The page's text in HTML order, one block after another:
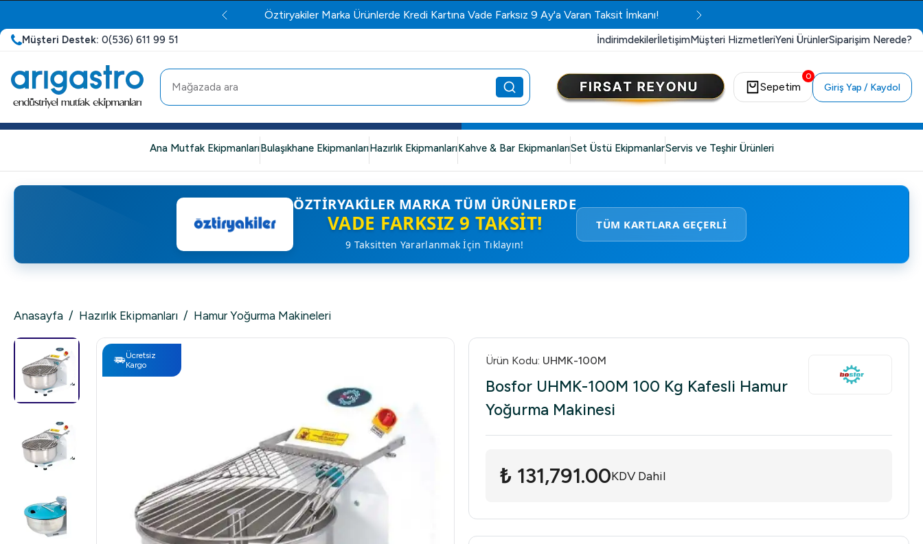
Öztiryakiler Marka Ürünlerde Kredi Kartına Vade Farksız 9 Ay'a Varan Taksit İmkanı!
Müşteri Destek: 0(536) 611 99 51 İndirimdekilerİletişimMüşteri HizmetleriYeni ÜrünlerSiparişim Nerede?
0
Sepetim Giriş Yap / Kaydol
Ana Mutfak EkipmanlarıBulaşıkhane EkipmanlarıHazırlık EkipmanlarıKahve & Bar EkipmanlarıSet Üstü EkipmanlarServis ve Teşhir Ürünleri
ÖZTIRYAKILER MARKA TÜM ÜRÜNLERDE
VADE FARKSIZ 9 TAKSIT!
9 Taksitten Yararlanmak İçin Tıklayın!
TÜM KARTLARA GEÇERLİ
Anasayfa / Hazırlık Ekipmanları / Hamur Yoğurma Makineleri
Ücretsiz
Kargo
Ürün Kodu: UHMK-100M
Bosfor UHMK-100M 100 Kg Kafesli Hamur
Yoğurma Makinesi
₺ 131,791.00KDV Dahil